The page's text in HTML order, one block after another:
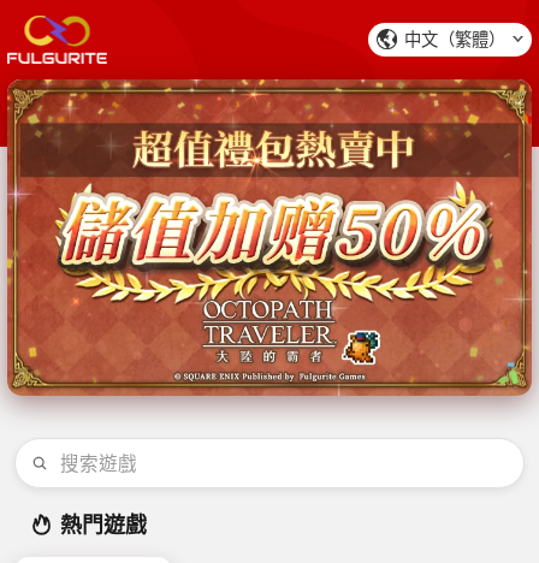
中文（繁體）
熱門遊戲